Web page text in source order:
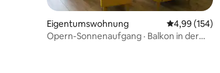
Eigentumswohnung
4,99 (154)
Opern-Sonnenaufgang · Balkon in der